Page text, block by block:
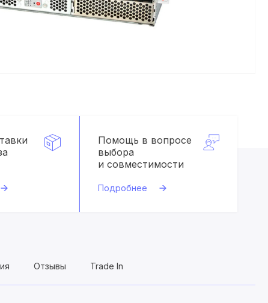
Помощь в вопросе
выбора
и совместимости
Подробнее
Отзывы Trade In